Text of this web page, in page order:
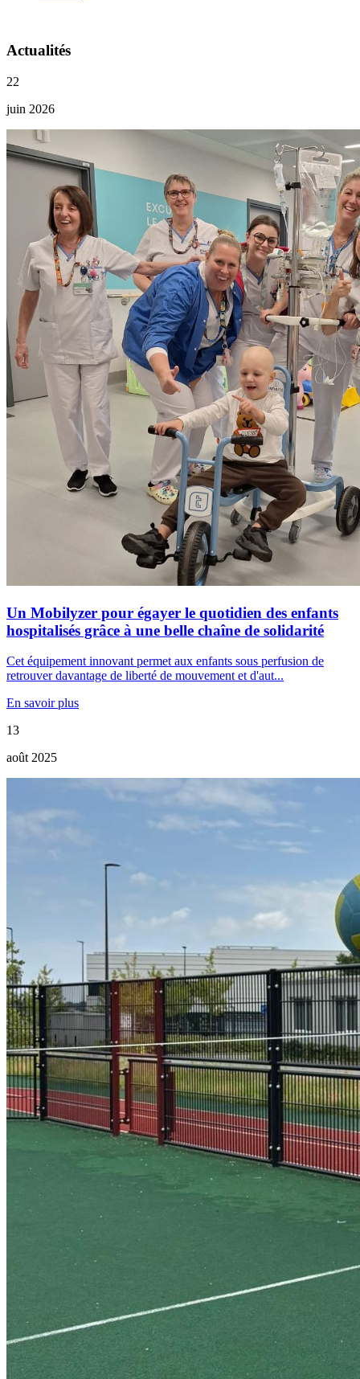
Actualités
22
juin 2026
Un Mobilyzer pour égayer le quotidien des enfants
hospitalisés grâce à une belle chaîne de solidarité
Cet équipement innovant permet aux enfants sous perfusion de
retrouver davantage de liberté de mouvement et d'aut...
En savoir plus
13
août 2025